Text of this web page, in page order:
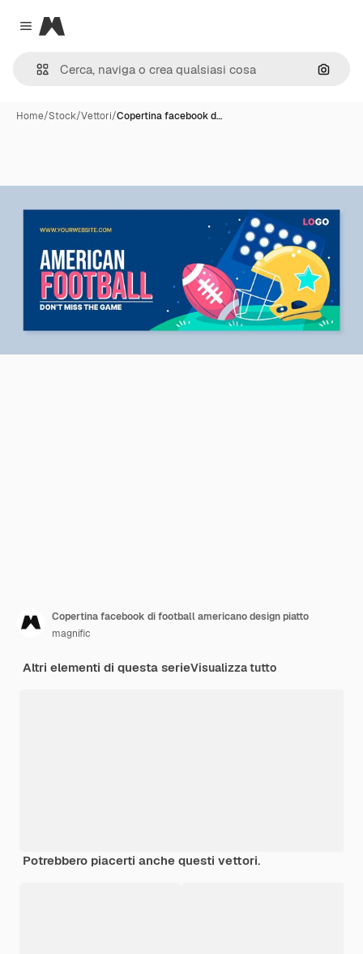
Close menu
Magnific
Cerca
Home/Stock/Vettori/Copertina facebook d…
Copertina facebook di football americano design piatto
magnific
Altri elementi di questa serieVisualizza tutto
Potrebbero piacerti anche questi vettori.